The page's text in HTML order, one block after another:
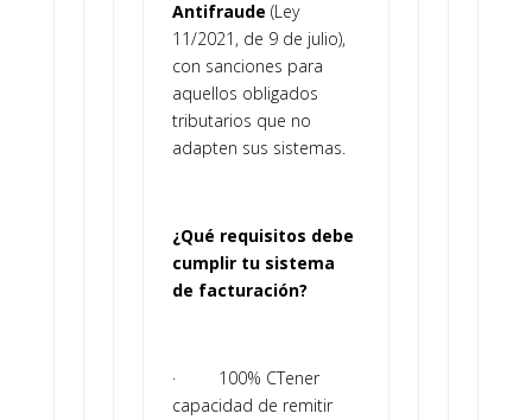
Antifraude (Ley
11/2021, de 9 de julio),
con sanciones para
aquellos obligados
tributarios que no
adapten sus sistemas.
¿Qué requisitos debe
cumplir tu sistema
de facturación?
· 100% CTener
capacidad de remitir